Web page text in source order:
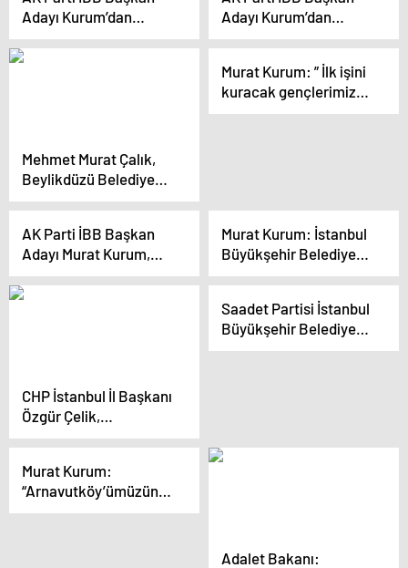
Adayı Kurum’dan
fırıncılara müjde:
“Fırıncılarımıza Toprak
Adayı Kurum’dan
fırıncılara müjde:
TMO’dan ucuz ve
kaliteli un tedariki
sağlayacağız”
Mehmet Murat Çalık,
Beylikdüzü Belediye
Başkanlığı için seçim
Murat Kurum: ” İlk işini
kuracak gençlerimize
100 bin TL sermaye
AK Parti İBB Başkan
Adayı Murat Kurum,
Yozgatlılar
Buluşması’nda
Murat Kurum: İstanbul
Büyükşehir Belediyesi
İstanbul’u basamak
CHP İstanbul İl Başkanı
Özgür Çelik,
Beylikdüzü ve
çalışmalarına katıldı
Saadet Partisi İstanbul
Büyükşehir Belediye
Başkan Adayı Birol
Murat Kurum:
“Arnavutköy’ümüzün
derelerini tamamen
Adalet Bakanı: